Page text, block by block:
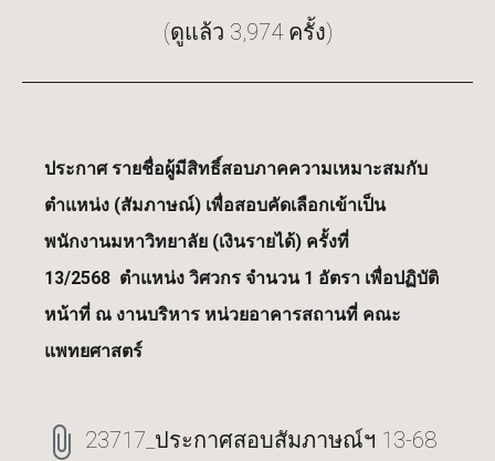
(ดูแล้ว 3,974 ครั้ง)
ประกาศ รายชื่อผู้มีสิทธิ์สอบภาคความเหมาะสมกับ
ตำแหน่ง (สัมภาษณ์) เพื่อสอบคัดเลือกเข้าเป็น
พนักงานมหาวิทยาลัย (เงินรายได้) ครั้งที่
13/2568 ตำแหน่ง วิศวกร จำนวน 1 อัตรา เพื่อปฏิบัติ
หน้าที่ ณ งานบริหาร หน่วยอาคารสถานที่ คณะ
แพทยศาสตร์
23717_ประกาศสอบสัมภาษณ์ฯ 13-68